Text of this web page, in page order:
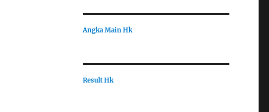
Angka Main Hk
Result Hk